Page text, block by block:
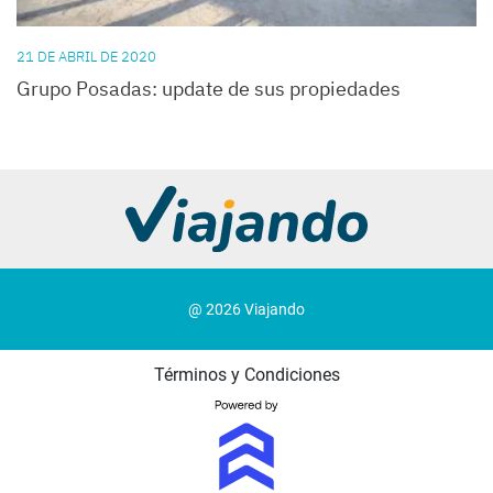
21 DE ABRIL DE 2020
Grupo Posadas: update de sus propiedades
@ 2026 Viajando
Términos y Condiciones